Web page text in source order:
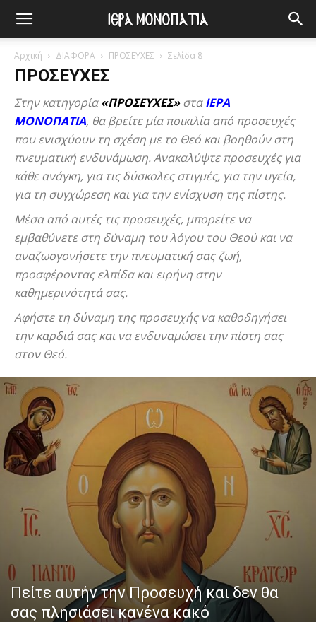
Αρχική ΔΙΑΦΟΡΑ ΠΡΟΣΕΥΧΕΣ Σελίδα 8
ΠΡΟΣΕΥΧΕΣ
Στην κατηγορία«ΠΡΟΣΕΥΧΕΣ»σταΙΕΡΑ
ΜΟΝΟΠΑΤΙΑ, θα βρείτε μία ποικιλία από προσευχές
που ενισχύουν τη σχέση με το Θεό και βοηθούν στη
πνευματική ενδυνάμωση. Ανακαλύψτε προσευχές για
κάθε ανάγκη, για τις δύσκολες στιγμές, για την υγεία,
για τη συγχώρεση και για την ενίσχυση της πίστης.
Μέσα από αυτές τις προσευχές, μπορείτε να
εμβαθύνετε στη δύναμη του λόγου του Θεού και να
αναζωογονήσετε την πνευματική σας ζωή,
προσφέροντας ελπίδα και ειρήνη στην
καθημερινότητά σας.
Αφήστε τη δύναμη της προσευχής να καθοδηγήσει
την καρδιά σας και να ενδυναμώσει την πίστη σας
στον Θεό.
Πείτε αυτήν την Προσευχή και δεν θα
σας πλησιάσει κανένα κακό